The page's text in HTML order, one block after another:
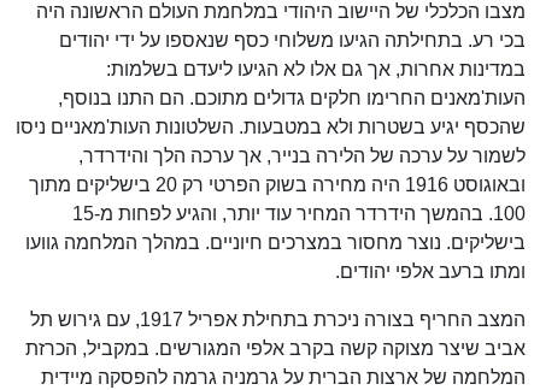
מצבו הכלכלי של היישוב היהודי במלחמת העולם הראשונה היה
בכי רע. בתחילתה הגיעו משלוחי כסף שנאספו על ידי יהודים
במדינות אחרות, אך גם אלו לא הגיעו ליעדם בשלמות:
העות'מאנים החרימו חלקים גדולים מתוכם. הם התנו בנוסף,
שהכסף יגיע בשטרות ולא במטבעות. השלטונות העות'מאניים ניסו
לשמור על ערכה של הלירה בנייר, אך ערכה הלך והידרדר,
ובאוגוסט 1916 היה מחירה בשוק הפרטי רק 20 בישליקים מתוך
100. בהמשך הידרדר המחיר עוד יותר, והגיע לפחות מ-15
בישליקים. נוצר מחסור במצרכים חיוניים. במהלך המלחמה גוועו
ומתו ברעב אלפי יהודים.
המצב החריף בצורה ניכרת בתחילת אפריל 1917, עם גירוש תל
אביב שיצר מצוקה קשה בקרב אלפי המגורשים. במקביל, הכרזת
המלחמה של ארצות הברית על גרמניה גרמה להפסקה מיידית